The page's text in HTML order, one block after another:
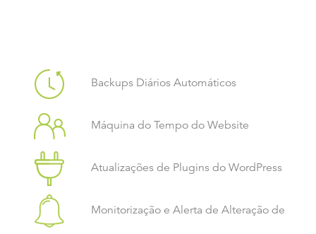
Backups Diários Automáticos
Máquina do Tempo do Website
Atualizações de Plugins do WordPress
Monitorização e Alerta de Alteração de